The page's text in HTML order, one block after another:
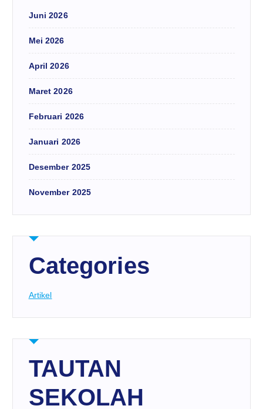
Juni 2026
Mei 2026
April 2026
Maret 2026
Februari 2026
Januari 2026
Desember 2025
November 2025
Categories
Artikel
TAUTAN
SEKOLAH